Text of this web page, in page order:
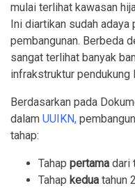
mulai terlihat kawasan
Ini diartikan sudah adaya
pembangunan. Berbeda
sangat terlihat banyak
infrakstruktur pendukung
Berdasarkan pada
dalam UUIKN,
tahap:
Tahap pertama dari
Tahap kedua tahun